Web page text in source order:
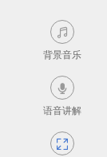

背景音乐

语音讲解
